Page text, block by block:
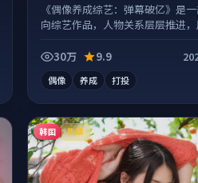
《偶像养成综艺：弹幕破亿》是
向综艺作品，人物关系层层推进
30万
9.9
偶像 养成 打投
韩国 热播